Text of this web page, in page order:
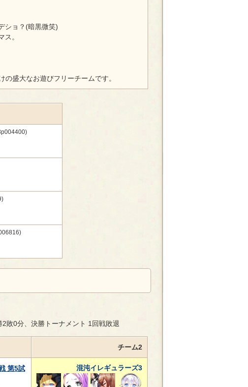
ショ？(暗黒微笑)
ス。
盛大なお遊びフリーチームです。
2敗0分、決勝トーナメント 1回戦敗退
チーム2
第5試
混沌イレギュラーズ3